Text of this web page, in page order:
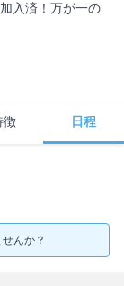
入済！万が一の
徴 日程
んか？